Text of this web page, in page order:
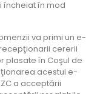
încheiat în mod
va primi un e-
cererii
plasate în Coşul de
acestui e-
a acceptării